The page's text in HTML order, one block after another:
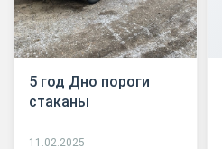
5 год Дно пороги
стаканы
11.02.2025